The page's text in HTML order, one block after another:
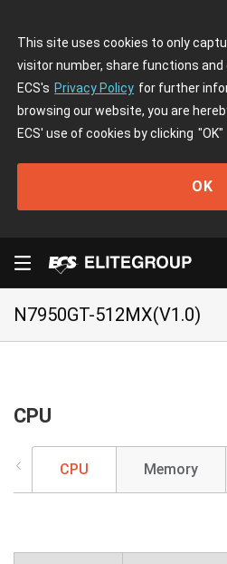
This site uses cookies to only
visitor number, share functions and
ECS's Privacy Policy for further
browsing our website, you are
ECS' use of cookies by clicking "OK"
OK
N7950GT-512MX(V1.0)
CPU
CPU Memory